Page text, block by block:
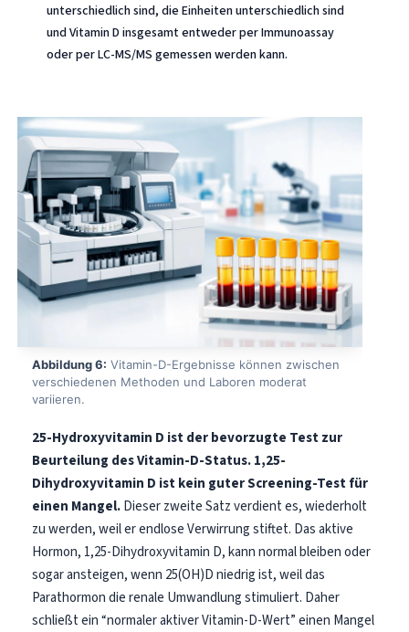
unterschiedlich sind, die Einheiten unterschiedlich sind
und Vitamin D insgesamt entweder per Immunoassay
oder per LC-MS/MS gemessen werden kann.
Abbildung 6: Vitamin-D-Ergebnisse können zwischen
verschiedenen Methoden und Laboren moderat
variieren.
25-Hydroxyvitamin D ist der bevorzugte Test zur
Beurteilung des Vitamin-D-Status.1,25-
Dihydroxyvitamin D ist kein guter Screening-Test für
einen Mangel.Dieser zweite Satz verdient es, wiederholt
zu werden, weil er endlose Verwirrung stiftet. Das aktive
Hormon, 1,25-Dihydroxyvitamin D, kann normal bleiben oder
sogar ansteigen, wenn 25(OH)D niedrig ist, weil das
Parathormon die renale Umwandlung stimuliert. Daher
schließt ein “normaler aktiver Vitamin-D-Wert” einen Mangel
தமிழ்
ગુજરાતી
ಕನ್ನಡ
മലയാളം
Bahasa Melayu
Tiếng Việt
Tagalog
ไทย
ဗမာစာ
አማርኛ
Українська
O‘zbekcha
Català
Қазақ тілі
Suomi
كوردی‎
پښتو